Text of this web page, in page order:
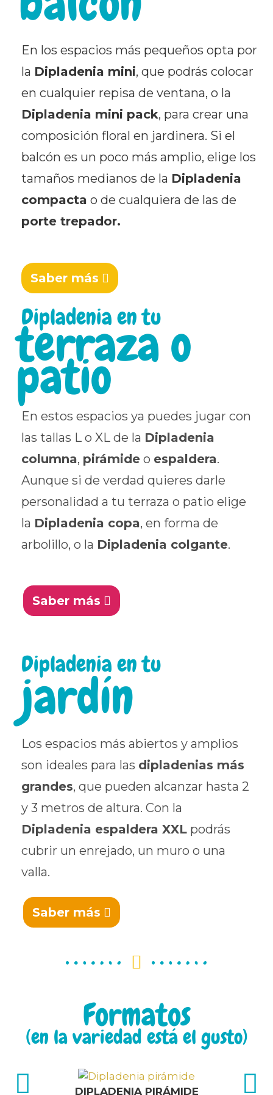
En los espacios más pequeños opta por
la Dipladenia mini, que podrás colocar
en cualquier repisa de ventana, o la
Dipladenia mini pack, para crear una
composición floral en jardinera. Si el
balcón es un poco más amplio, elige los
tamaños medianos de la Dipladenia
compacta o de cualquiera de las de
porte trepador.
Saber más
Dipladenia en tu
terraza o
patio
En estos espacios ya puedes jugar con
las tallas L o XL de la Dipladenia
columna, pirámide o espaldera.
Aunque si de verdad quieres darle
personalidad a tu terraza o patio elige
la Dipladenia copa, en forma de
arbolillo, o la Dipladenia colgante.
Saber más
Dipladenia en tu
jardín
Los espacios más abiertos y amplios
son ideales para las dipladenias más
grandes, que pueden alcanzar hasta 2
y 3 metros de altura. Con la
Dipladenia espaldera XXL podrás
cubrir un enrejado, un muro o una
valla.
Saber más
Formatos
(en la variedad está el gusto)
DIPLADENIA PIRÁMIDE